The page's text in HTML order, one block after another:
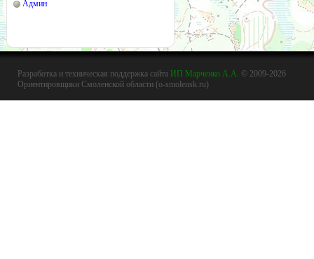
Админ
Разработка и техническая поддержка сайта ИП Марченко А.А. © 2009-2026
Ориентировщики Смоленской области (o-smolensk.ru)